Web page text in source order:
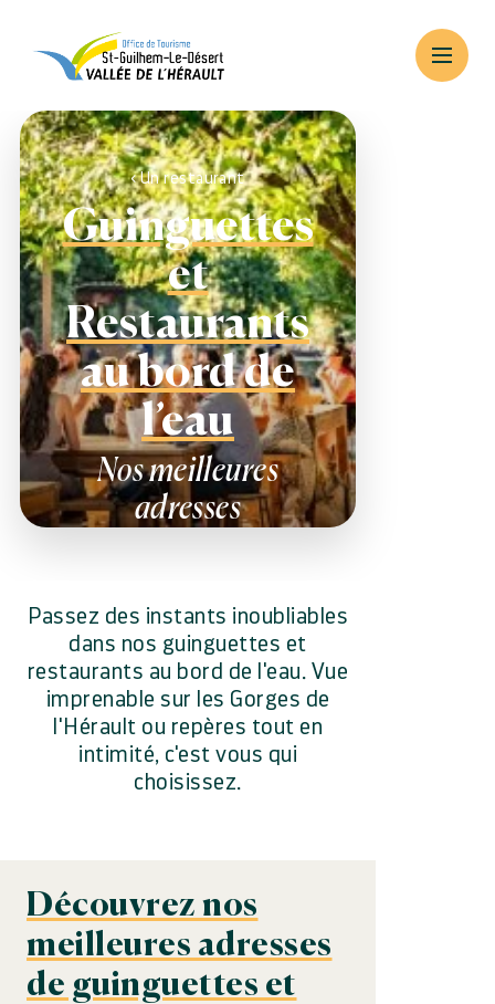
Un restaurant
Guinguettes
et
Restaurants
au bord de
l’eau
Nos meilleures
adresses
Passez des instants inoubliables
dans nos guinguettes et
restaurants au bord de l'eau. Vue
imprenable sur les Gorges de
l'Hérault ou repères tout en
intimité, c'est vous qui
choisissez.
Découvrez nos
meilleures adresses
de guinguettes et